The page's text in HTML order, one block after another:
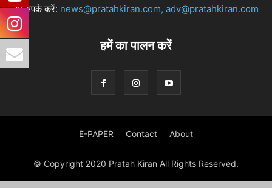
हमें संपर्क करें: news@pratahkiran.com, adv@pratahkiran.com
हमें का पालन करें
E-PAPER Contact About
© Copyright 2020 Pratah Kiran All Rights Reserved.